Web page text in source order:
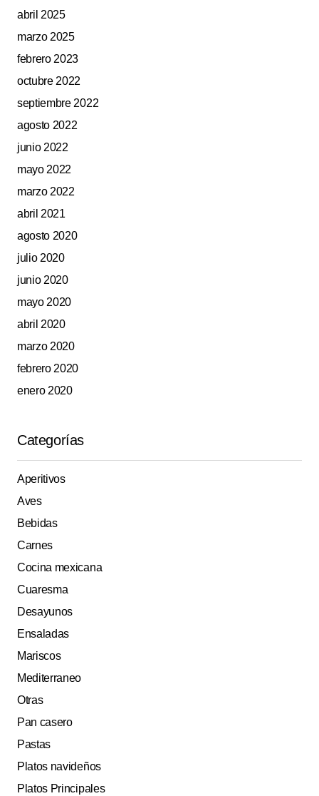
abril 2025
marzo 2025
febrero 2023
octubre 2022
septiembre 2022
agosto 2022
junio 2022
mayo 2022
marzo 2022
abril 2021
agosto 2020
julio 2020
junio 2020
mayo 2020
abril 2020
marzo 2020
febrero 2020
enero 2020
Categorías
Aperitivos
Aves
Bebidas
Carnes
Cocina mexicana
Cuaresma
Desayunos
Ensaladas
Mariscos
Mediterraneo
Otras
Pan casero
Pastas
Platos navideños
Platos Principales